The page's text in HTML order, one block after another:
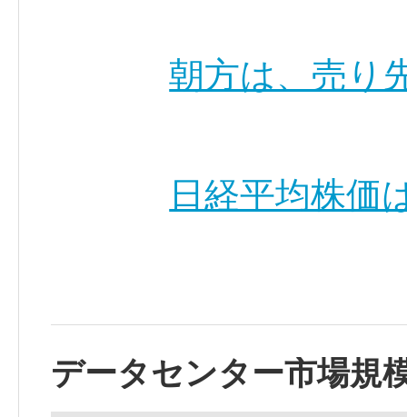
朝方は、売り
日経平均株
データセンター市場規